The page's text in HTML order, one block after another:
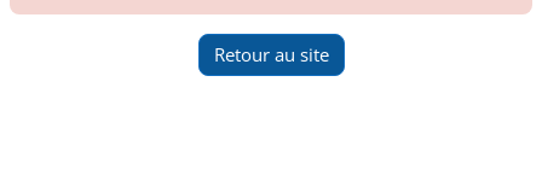
Retour au site